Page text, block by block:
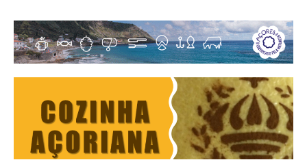
content
Cultura Gastronómica dos Açores